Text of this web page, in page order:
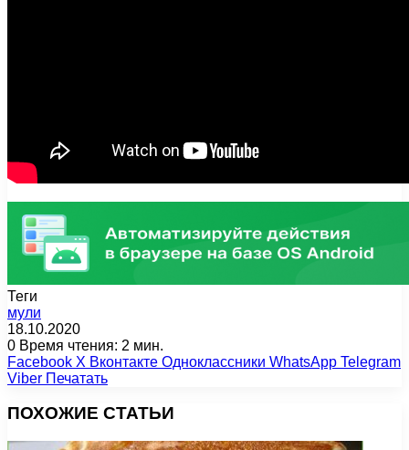
Теги
мули
18.10.2020
0 Время чтения: 2 мин.
Facebook X Вконтакте Одноклассники WhatsApp Telegram
Viber Печатать
ПОХОЖИЕ СТАТЬИ